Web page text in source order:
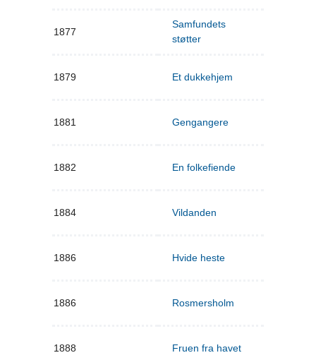
1877
Samfundets
støtter
1879 Et dukkehjem
1881 Gengangere
1882 En folkefiende
1884 Vildanden
1886 Hvide heste
1886 Rosmersholm
1888 Fruen fra havet